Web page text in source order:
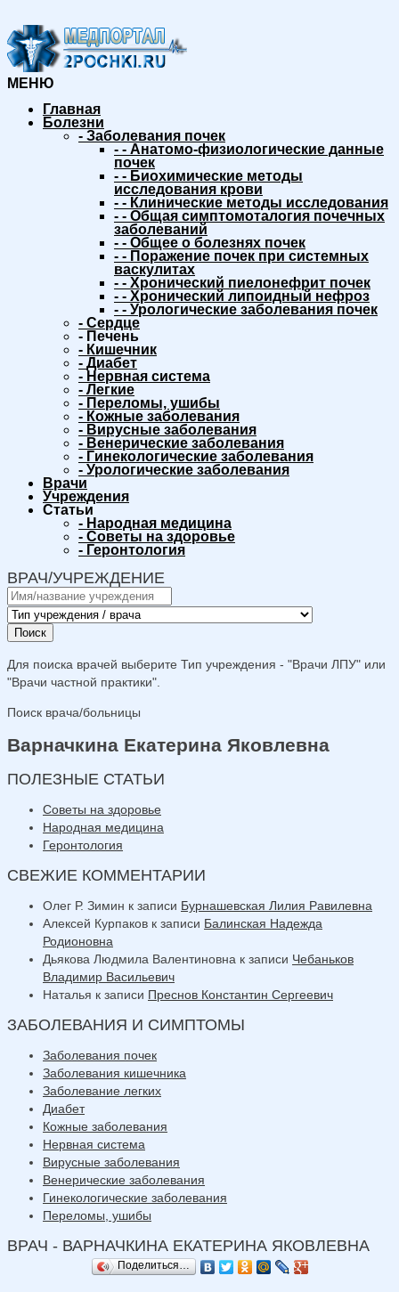
МЕНЮ
Главная
Болезни
- Заболевания почек
- - Анатомо-физиологические данные
почек
- - Биохимические методы
исследования крови
- - Клинические методы исследования
- - Общая симптомоталогия почечных
заболеваний
- - Общее о болезнях почек
- - Поражение почек при системных
васкулитах
- - Хронический пиелонефрит почек
- - Хронический липоидный нефроз
- - Урологические заболевания почек
- Сердце
- Печень
- Кишечник
- Диабет
- Нервная система
- Легкие
- Переломы, ушибы
- Кожные заболевания
- Вирусные заболевания
- Венерические заболевания
- Гинекологические заболевания
- Урологические заболевания
Врачи
Учреждения
Статьи
- Народная медицина
- Советы на здоровье
- Геронтология
ВРАЧ/УЧРЕЖДЕНИЕ
Поиск
Для поиска врачей выберите Тип учреждения - "Врачи ЛПУ" или
"Врачи частной практики".
Поиск врача/больницы
Варначкина Екатерина Яковлевна
ПОЛЕЗНЫЕ СТАТЬИ
Советы на здоровье
Народная медицина
Геронтология
СВЕЖИЕ КОММЕНТАРИИ
Олег Р. Зимин к записи Бурнашевская Лилия Равилевна
Алексей Курпаков к записи Балинская Надежда
Родионовна
Дьякова Людмила Валентиновна к записи Чебаньков
Владимир Васильевич
Наталья к записи Преснов Константин Сергеевич
ЗАБОЛЕВАНИЯ И СИМПТОМЫ
Заболевания почек
Заболевания кишечника
Заболевание легких
Диабет
Кожные заболевания
Нервная система
Вирусные заболевания
Венерические заболевания
Гинекологические заболевания
Переломы, ушибы
ВРАЧ - ВАРНАЧКИНА ЕКАТЕРИНА ЯКОВЛЕВНА
Поделиться…